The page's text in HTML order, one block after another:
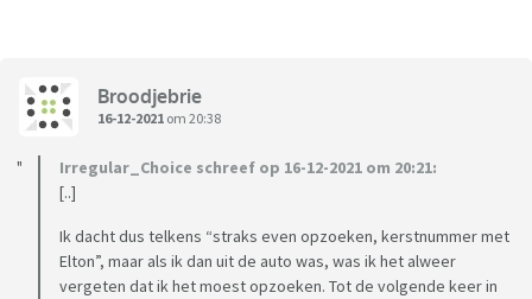
Broodjebrie
16-12-2021 om 20:38
Irregular_Choice schreef op 16-12-2021 om 20:21:
[..]
Ik dacht dus telkens “straks even opzoeken, kerstnummer met
Elton”, maar als ik dan uit de auto was, was ik het alweer
vergeten dat ik het moest opzoeken. Tot de volgende keer in